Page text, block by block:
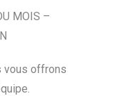
MOIS –
vous offrons